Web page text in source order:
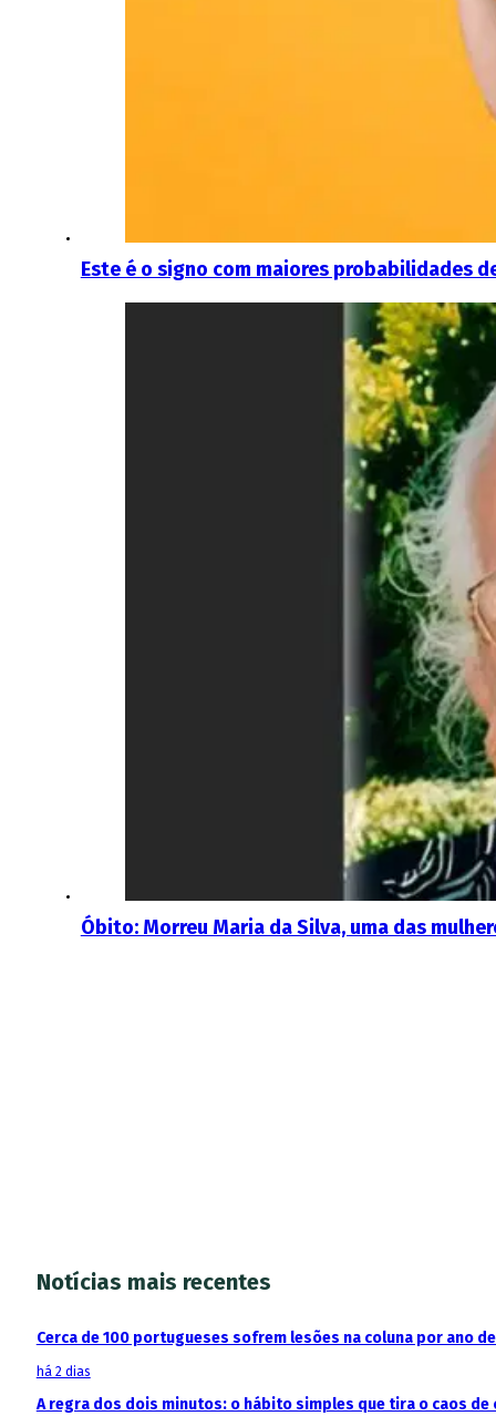
Este é o signo com maiores probabilidades
Óbito: Morreu Maria da Silva, uma das
Notícias mais recentes
Cerca de 100 portugueses sofrem lesões na coluna por ano
há 2 dias
A regra dos dois minutos: o hábito simples que tira o caos de